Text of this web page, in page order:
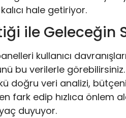
hale getiriyor.
ile Geleceğin
kullanıcı
bu verilerle
doğru veri analizi,
fark edip hızlıca önlem
duyuyor.